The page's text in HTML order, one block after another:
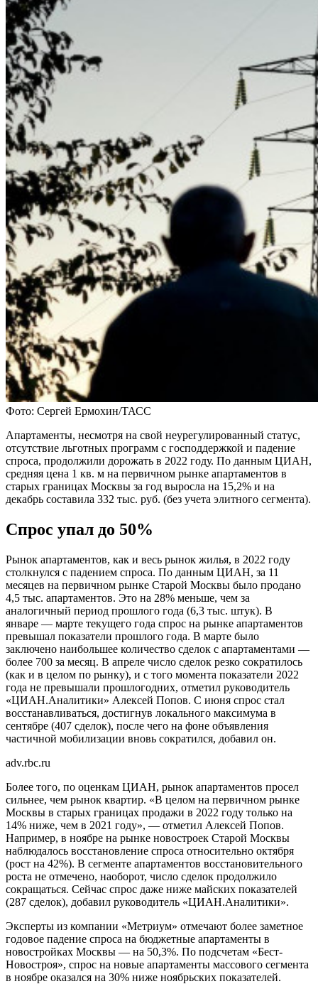
Фото: Сергей Ермохин/ТАСС
Апартаменты, несмотря на свой неурегулированный статус,
отсутствие льготных программ с господдержкой и падение
спроса, продолжили дорожать в 2022 году. По данным ЦИАН,
средняя цена 1 кв. м на первичном рынке апартаментов в
старых границах Москвы за год выросла на 15,2% и на
декабрь составила 332 тыс. руб. (без учета элитного сегмента).
Спрос упал до 50%
Рынок апартаментов, как и весь рынок жилья, в 2022 году
столкнулся с падением спроса. По данным ЦИАН, за 11
месяцев на первичном рынке Старой Москвы было продано
4,5 тыс. апартаментов. Это на 28% меньше, чем за
аналогичный период прошлого года (6,3 тыс. штук). В
январе — марте текущего года спрос на рынке апартаментов
превышал показатели прошлого года. В марте было
заключено наибольшее количество сделок с апартаментами —
более 700 за месяц. В апреле число сделок резко сократилось
(как и в целом по рынку), и с того момента показатели 2022
года не превышали прошлогодних, отметил руководитель
«ЦИАН.Аналитики» Алексей Попов. С июня спрос стал
восстанавливаться, достигнув локального максимума в
сентябре (407 сделок), после чего на фоне объявления
частичной мобилизации вновь сократился, добавил он.
adv.rbc.ru
Более того, по оценкам ЦИАН, рынок апартаментов просел
сильнее, чем рынок квартир. «В целом на первичном рынке
Москвы в старых границах продажи в 2022 году только на
14% ниже, чем в 2021 году», — отметил Алексей Попов.
Например, в ноябре на рынке новостроек Старой Москвы
наблюдалось восстановление спроса относительно октября
(рост на 42%). В сегменте апартаментов восстановительного
роста не отмечено, наоборот, число сделок продолжило
сокращаться. Сейчас спрос даже ниже майских показателей
(287 сделок), добавил руководитель «ЦИАН.Аналитики».
Эксперты из компании «Метриум» отмечают более заметное
годовое падение спроса на бюджетные апартаменты в
новостройках Москвы — на 50,3%. По подсчетам «Бест-
Новостроя», спрос на новые апартаменты массового сегмента
в ноябре оказался на 30% ниже ноябрьских показателей.